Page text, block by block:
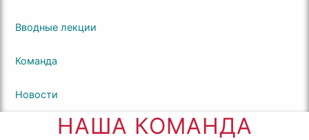
Вводные лекции
Команда
Новости
НАША КОМАНДА